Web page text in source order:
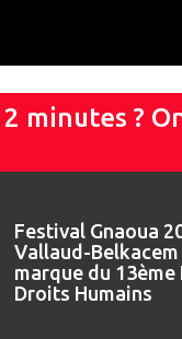
minutes ?
Festival Gnaoua
Vallaud-
marque du 13ème
Droits Humains